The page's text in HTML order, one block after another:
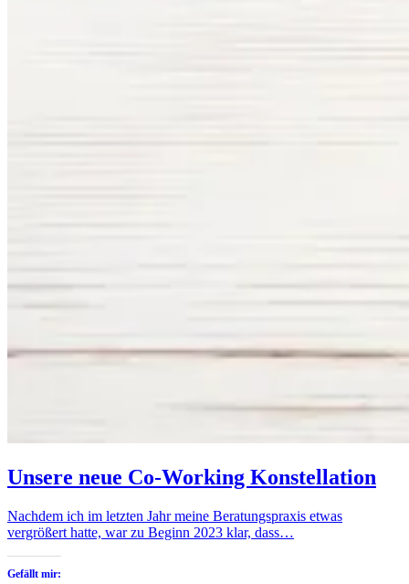
Unsere neue Co-Working Konstellation
Nachdem ich im letzten Jahr meine Beratungspraxis etwas
vergrößert hatte, war zu Beginn 2023 klar, dass…
Gefällt mir: